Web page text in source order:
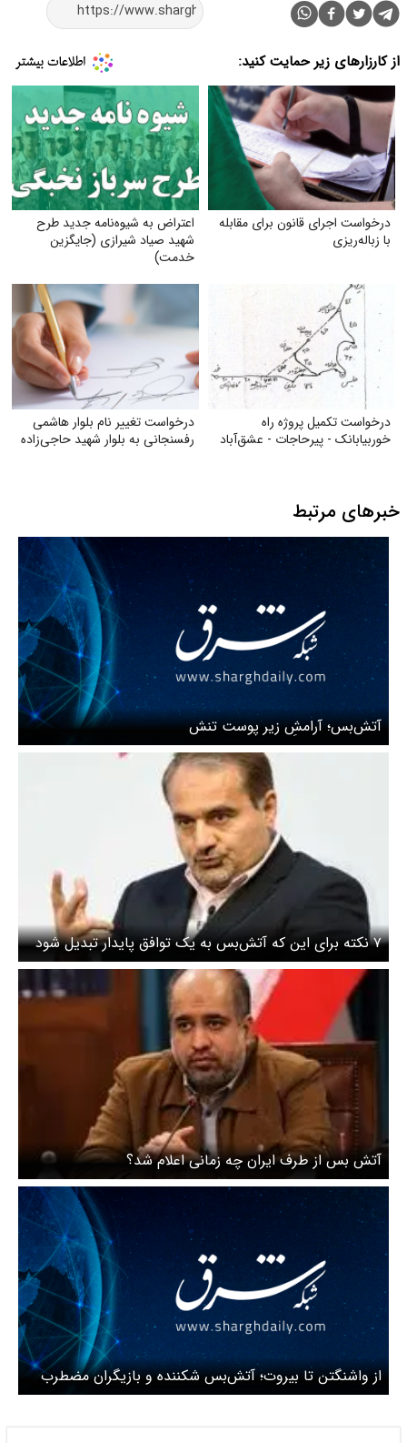
از کارزارهای زیر حمایت کنید:
درخواست اجرای قانون برای مقابله
با زباله‌ریزی
اعتراض به شیوه‌نامه جدید طرح
شهید صیاد شیرازی (جایگزین
خدمت)
درخواست تکمیل پروژه راه
خوربیابانک - پیرحاجات - عشق‌آباد
درخواست تغییر نام بلوار هاشمی
رفسنجانی به بلوار شهید حاجی‌زاده
خبرهای مرتبط
آتش‌بس؛ آرامشِ زیر پوست تنش
۷ نکته برای این که آتش‌بس به یک توافق پایدار تبدیل شود
آتش بس از طرف ایران چه زمانی اعلام شد؟
از واشنگتن تا بیروت؛ آتش‌بس شکننده و بازیگران مضطرب
منطقه